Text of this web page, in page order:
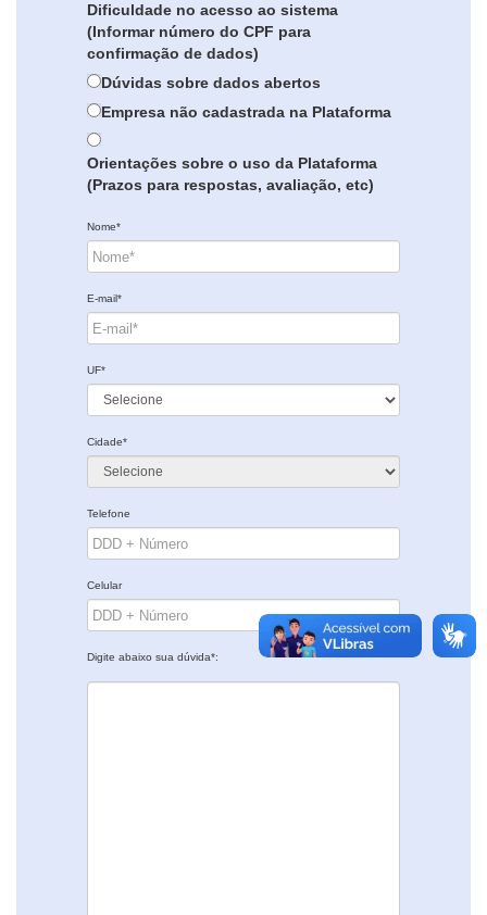
Dificuldade no acesso ao sistema
(Informar número do CPF para
confirmação de dados)
Dúvidas sobre dados abertos
Empresa não cadastrada na Plataforma
Orientações sobre o uso da Plataforma
(Prazos para respostas, avaliação, etc)
Nome*
E-mail*
UF*
Cidade*
Telefone
Celular
Digite abaixo sua dúvida*: